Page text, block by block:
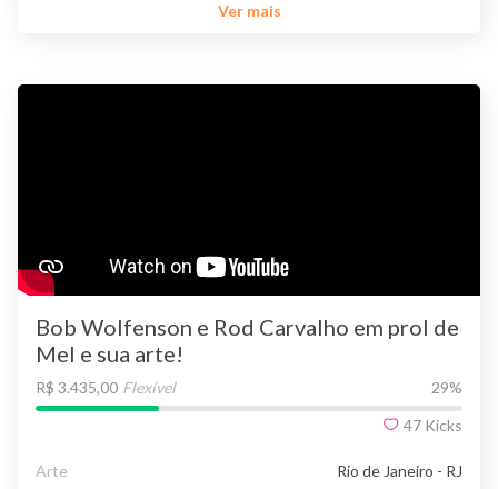
Ver mais
Bob Wolfenson e Rod Carvalho em prol de
Mel e sua arte!
R$ 3.435,00 Flexível 29%
47 Kicks
Arte Rio de Janeiro - RJ